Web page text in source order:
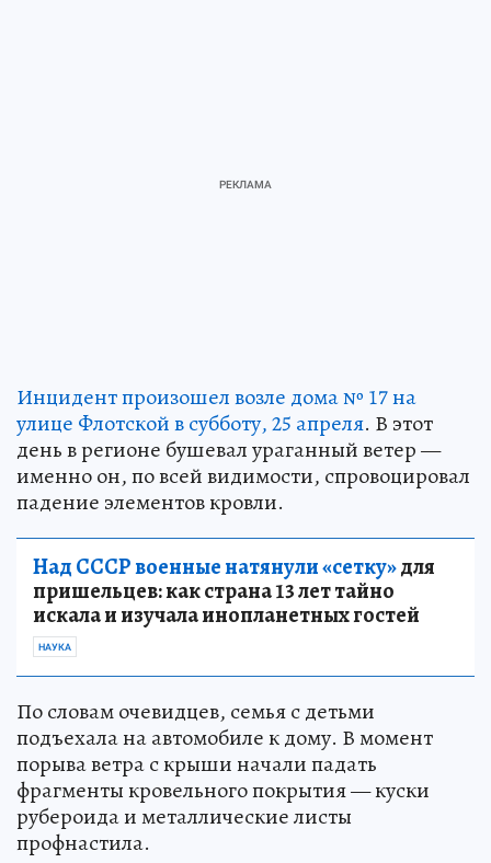
Инцидент произошел возле дома № 17 на
улице Флотской в субботу, 25 апреля. В этот
день в регионе бушевал ураганный ветер —
именно он, по всей видимости, спровоцировал
падение элементов кровли.
Над СССР военные натянули «сетку»для
пришельцев: как страна 13 лет тайно
искала и изучала инопланетных гостей
НАУКА
По словам очевидцев, семья с детьми
подъехала на автомобиле к дому. В момент
порыва ветра с крыши начали падать
фрагменты кровельного покрытия — куски
рубероида и металлические листы
профнастила.